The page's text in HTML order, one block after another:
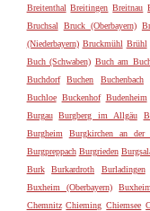
Breitenthal Breitingen Breitnau
Bruchsal
Bruck (Oberbayern)
(Niederbayern) Bruckmühl Brühl
Buch (Schwaben) Buch am
Buchdorf
Buchen Buchenbach
Buchloe Buckenhof Budenheim
Burgau
Burgberg im Allgäu
Burgheim
Burgkirchen an der
Burgpreppach Burgrieden
Burk
Burkardroth Burladingen
Buxheim (Oberbayern)
Chemnitz Chieming Chiemsee